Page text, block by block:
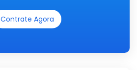
Contrate Agora